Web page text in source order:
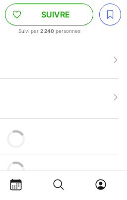
SUIVRE
Suivi par 2 240personnes